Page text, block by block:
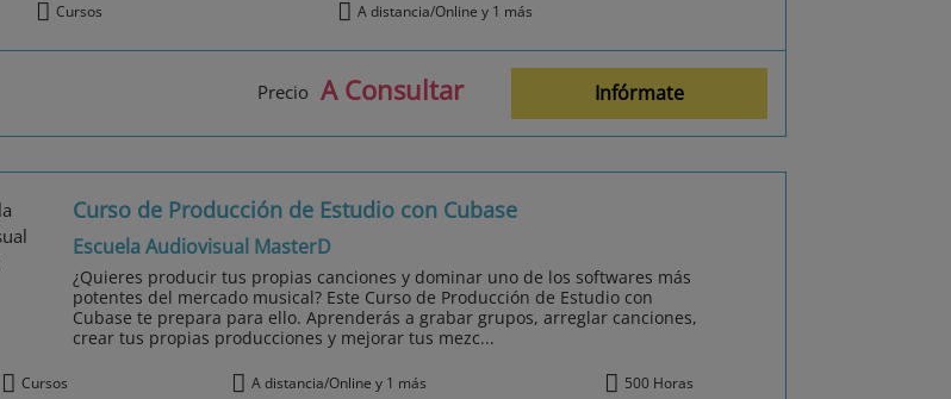
Cursos A distancia/Online y 1 más
Precio A Consultar Infórmate
Curso de Producción de Estudio con Cubase
Escuela Audiovisual MasterD
¿Quieres producir tus propias canciones y dominar uno de los softwares más
potentes del mercado musical? Este Curso de Producción de Estudio con
Cubase te prepara para ello. Aprenderás a grabar grupos, arreglar canciones,
crear tus propias producciones y mejorar tus mezc...
Cursos A distancia/Online y 1 más 500 Horas